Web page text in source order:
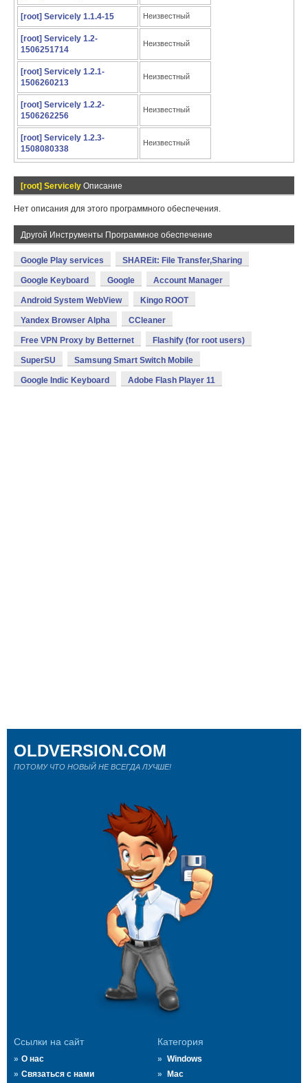
[root] Servicely 1.1.4-15 Неизвестный
[root] Servicely 1.2-
1506251714
Неизвестный
[root] Servicely 1.2.1-
1506260213
Неизвестный
[root] Servicely 1.2.2-
1506262256
Неизвестный
[root] Servicely 1.2.3-
1508080338
Неизвестный
[root] Servicely Описание
Нет описания для этого программного обеспечения.
Другой Инструменты Программное обеспечение
Google Play services SHAREit: File Transfer,Sharing
Google Keyboard Google Account Manager
Android System WebView Kingo ROOT
Yandex Browser Alpha CCleaner
Free VPN Proxy by Betternet Flashify (for root users)
SuperSU Samsung Smart Switch Mobile
Google Indic Keyboard Adobe Flash Player 11
Ссылки на сайт
О нас
Связаться с нами
Категория
Windows
Mac
OLDVERSION.COM
ПОТОМУ ЧТО НОВЫЙ НЕ ВСЕГДА ЛУЧШЕ!